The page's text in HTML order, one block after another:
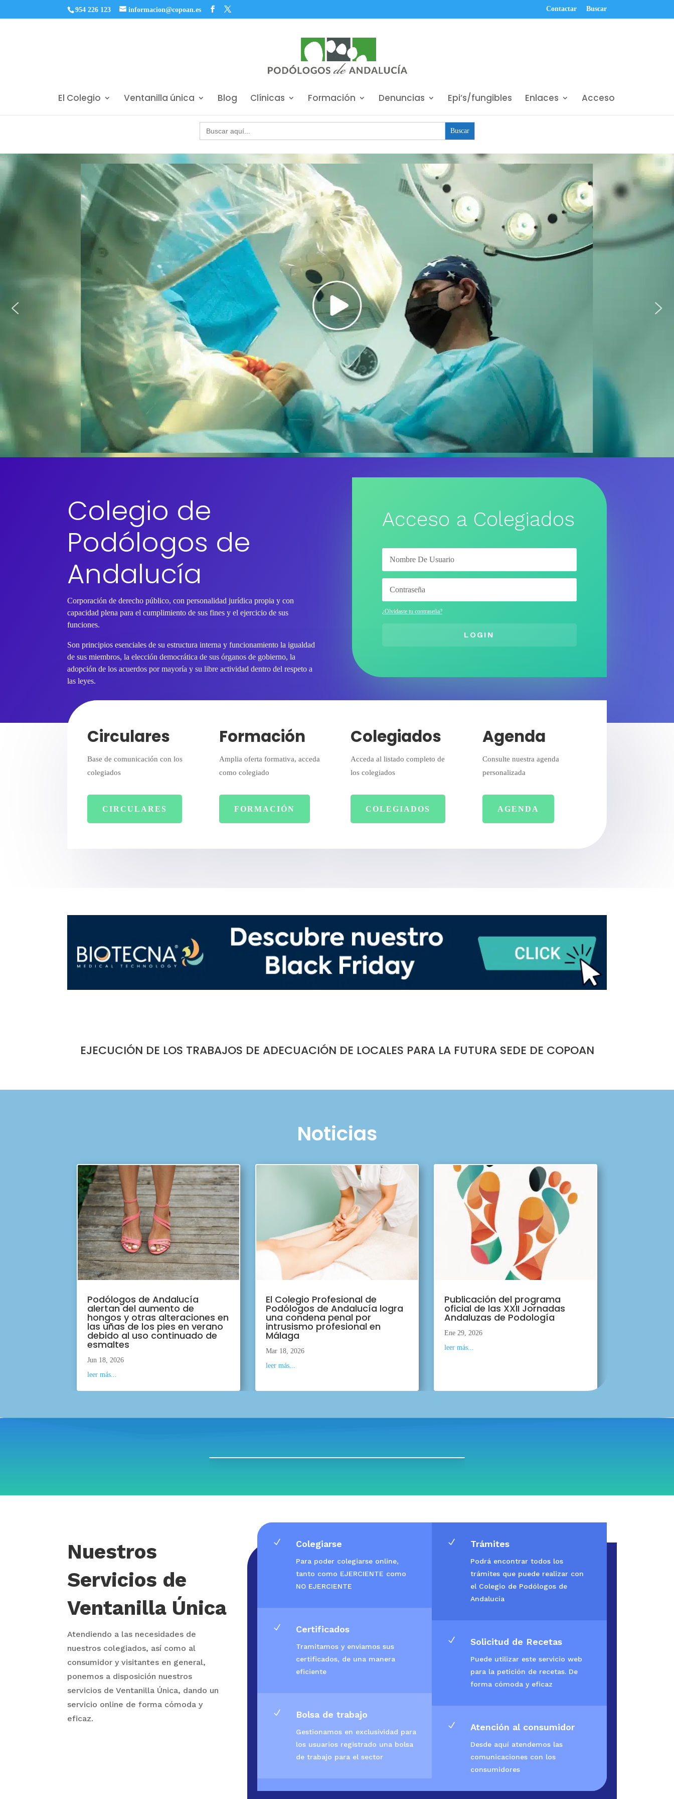
954 226 123 informacion@copoan.es Contactar Buscar
El Colegio Ventanilla única Blog Clínicas Formación Denuncias Epi’s/fungibles Enlaces Acceso
Buscar:
Colegio de
Podólogos de
Andalucía
Corporación de derecho público, con personalidad jurídica propia y con
capacidad plena para el cumplimiento de sus fines y el ejercicio de sus
funciones.
Son principios esenciales de su estructura interna y funcionamiento la igualdad
de sus miembros, la elección democrática de sus órganos de gobierno, la
adopción de los acuerdos por mayoría y su libre actividad dentro del respeto a
las leyes.
Acceso a Colegiados
¿Olvidaste tu contraseña?
LOGIN
Circulares
Base de comunicación con los
colegiados
CIRCULARES
Formación
Amplia oferta formativa, acceda
como colegiado
FORMACIÓN
Colegiados
Acceda al listado completo de
los colegiados
COLEGIADOS
Agenda
Consulte nuestra agenda
personalizada
AGENDA
EJECUCIÓN DE LOS TRABAJOS DE ADECUACIÓN DE LOCALES PARA LA FUTURA SEDE DE COPOAN
Noticias
Podólogos de Andalucía
alertan del aumento de
hongos y otras alteraciones en
las uñas de los pies en verano
debido al uso continuado de
esmaltes
Jun 18, 2026
leer más...
El Colegio Profesional de
Podólogos de Andalucía logra
una condena penal por
intrusismo profesional en
Málaga
Mar 18, 2026
leer más...
Publicación del programa
oficial de las XXII Jornadas
Andaluzas de Podología
Ene 29, 2026
leer más...
Nuestros
Servicios de
Ventanilla Única
Atendiendo a las necesidades de
nuestros colegiados, así como al
consumidor y visitantes en general,
ponemos a disposición nuestros
servicios de Ventanilla Única, dando un
servicio online de forma cómoda y
eficaz.
N Colegiarse
Para poder colegiarse online,
tanto como EJERCIENTE como
NO EJERCIENTE
N Certificados
Tramitamos y enviamos sus
certificados, de una manera
eficiente
N Bolsa de trabajo
Gestionamos en exclusividad para
los usuarios registrado una bolsa
de trabajo para el sector
N Trámites
Podrá encontrar todos los
trámites que puede realizar con
el Colegio de Podólogos de
Andalucía
N Solicitud de Recetas
Puede utilizar este servicio web
para la petición de recetas. De
forma cómoda y eficaz
N Atención al consumidor
Desde aquí atendemos las
comunicaciones con los
consumidores